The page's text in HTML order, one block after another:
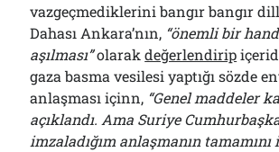
vazgeçmediklerini bangır bangır
Dahası Ankara’nın, “önemli bir
aşılması”olarakdeğerlendirip
gaza basma vesilesi yaptığı sözde
anlaşması içinn, “Genel maddeler
açıklandı. Ama Suriye
imzaladığım anlaşmanın tamamını